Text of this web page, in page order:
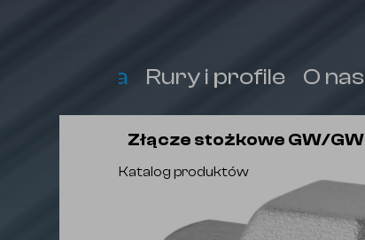
Armatura Rury i profile O nas
Złącze stożkowe GW/GW
Katalog produktów